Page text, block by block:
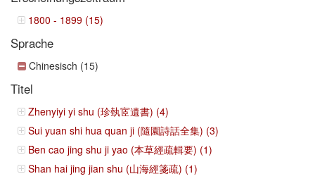
1800 - 1899 (15)
Sprache
Chinesisch (15)
Titel
Zhenyiyi yi shu (珍埶宧遺書) (4)
Sui yuan shi hua quan ji (隨園詩話全集) (3)
Ben cao jing shu ji yao (本草經疏輯要) (1)
Shan hai jing jian shu (山海經箋疏) (1)